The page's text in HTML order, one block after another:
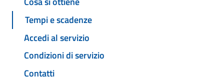
Tempi e scadenze
Accedi al servizio
Condizioni di servizio
Contatti